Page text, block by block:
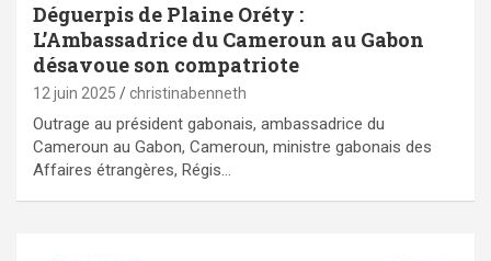
Déguerpis de Plaine Oréty :
L’Ambassadrice du Cameroun au Gabon
désavoue son compatriote
12 juin 2025 christinabenneth
Outrage au président gabonais, ambassadrice du
Cameroun au Gabon, Cameroun, ministre gabonais des
Affaires étrangères, Régis…